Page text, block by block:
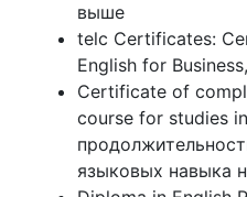
выше
telc Certificates:
English for
Certificate of
course for studies
языковых навыка